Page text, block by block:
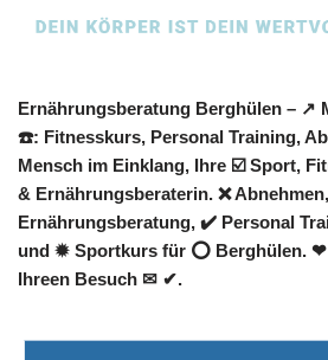
Ernährungsberatung Berghülen – ↗️
☎️: Fitnesskurs, Personal Training,
Mensch im Einklang, Ihre ☑️ Sport,
& Ernährungsberaterin. ❌
Ernährungsberatung, ✔️ Personal
und ✹ Sportkurs für ⭕ Berghülen.
Ihreen Besuch ✉ ✔.